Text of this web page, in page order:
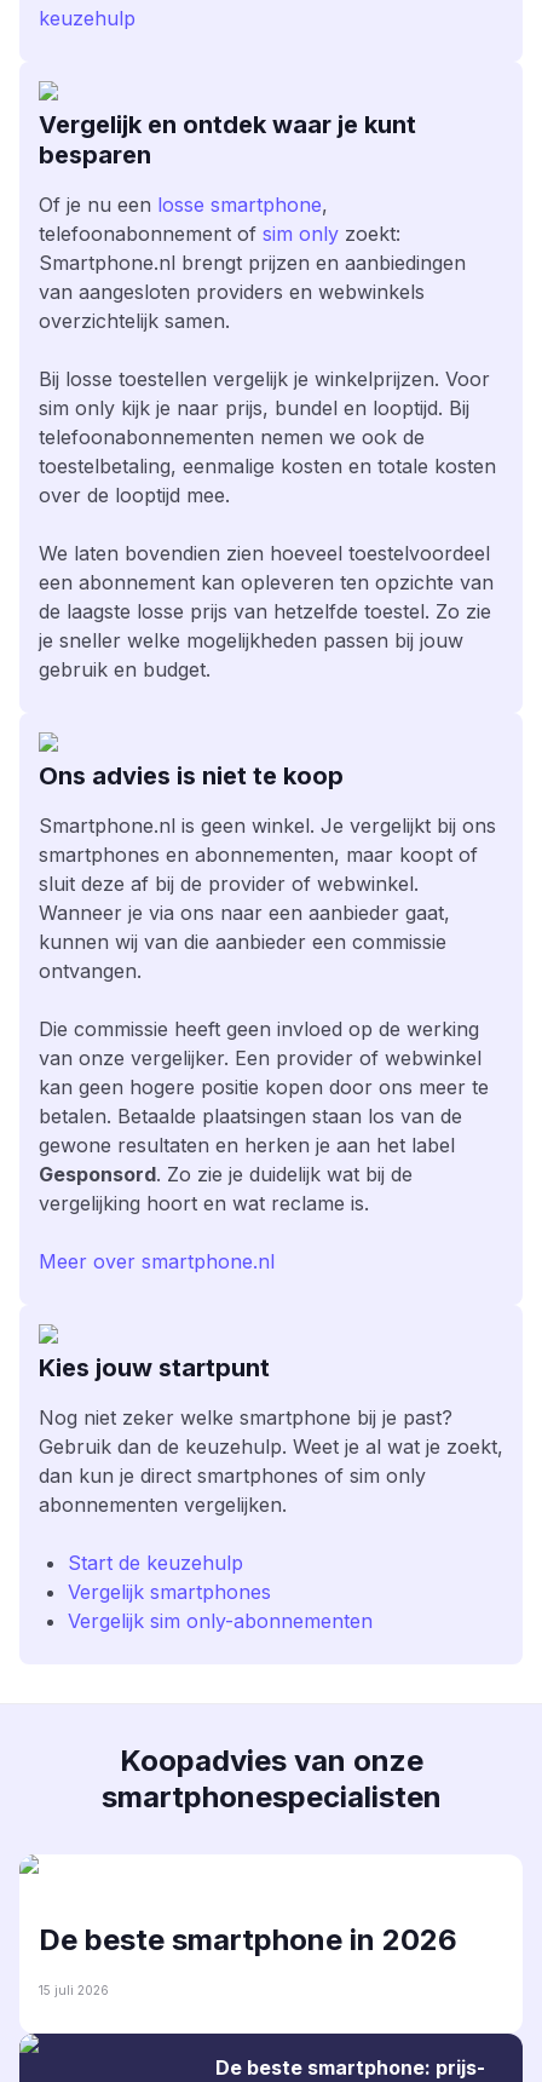
keuzehulp
Vergelijk en ontdek waar je kunt
besparen
Of je nu een losse smartphone,
telefoonabonnement of sim only zoekt:
Smartphone.nl brengt prijzen en aanbiedingen
van aangesloten providers en webwinkels
overzichtelijk samen.
Bij losse toestellen vergelijk je winkelprijzen. Voor
sim only kijk je naar prijs, bundel en looptijd. Bij
telefoonabonnementen nemen we ook de
toestelbetaling, eenmalige kosten en totale kosten
over de looptijd mee.
We laten bovendien zien hoeveel toestelvoordeel
een abonnement kan opleveren ten opzichte van
de laagste losse prijs van hetzelfde toestel. Zo zie
je sneller welke mogelijkheden passen bij jouw
gebruik en budget.
Ons advies is niet te koop
Smartphone.nl is geen winkel. Je vergelijkt bij ons
smartphones en abonnementen, maar koopt of
sluit deze af bij de provider of webwinkel.
Wanneer je via ons naar een aanbieder gaat,
kunnen wij van die aanbieder een commissie
ontvangen.
Die commissie heeft geen invloed op de werking
van onze vergelijker. Een provider of webwinkel
kan geen hogere positie kopen door ons meer te
betalen. Betaalde plaatsingen staan los van de
gewone resultaten en herken je aan het label
Gesponsord. Zo zie je duidelijk wat bij de
vergelijking hoort en wat reclame is.
Meer over smartphone.nl
Kies jouw startpunt
Nog niet zeker welke smartphone bij je past?
Gebruik dan de keuzehulp. Weet je al wat je zoekt,
dan kun je direct smartphones of sim only
abonnementen vergelijken.
Start de keuzehulp
Vergelijk smartphones
Vergelijk sim only-abonnementen
Koopadvies van onze
smartphonespecialisten
De beste smartphone in 2026
15 juli 2026
De beste smartphone: prijs-